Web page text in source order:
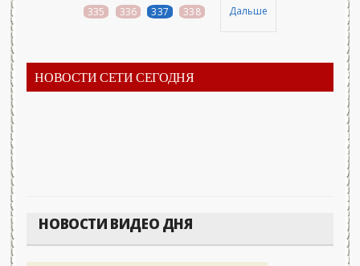
335 336 337 338 Дальше
НОВОСТИ СЕТИ СЕГОДНЯ
НОВОСТИ ВИДЕО ДНЯ